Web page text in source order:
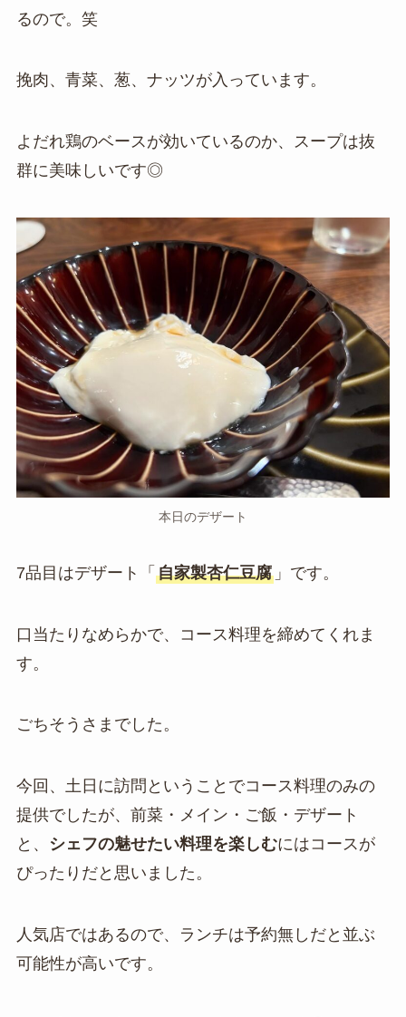
るので。笑
挽肉、青菜、葱、ナッツが入っています。
よだれ鶏のベースが効いているのか、スープは抜
群に美味しいです◎
本日のデザート
7品目はデザート「 自家製杏仁豆腐」です。
口当たりなめらかで、コース料理を締めてくれま
す。
ごちそうさまでした。
今回、土日に訪問ということでコース料理のみの
提供でしたが、前菜・メイン・ご飯・デザート
と、
シェフの魅せたい料理を楽しむにはコースが
ぴったりだと思いました。
人気店ではあるので、ランチは予約無しだと並ぶ
可能性が高いです。